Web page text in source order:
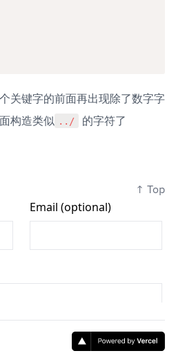
关键字的前面再出现除了数字字
构造类似 ../ 的字符了
↑ Top